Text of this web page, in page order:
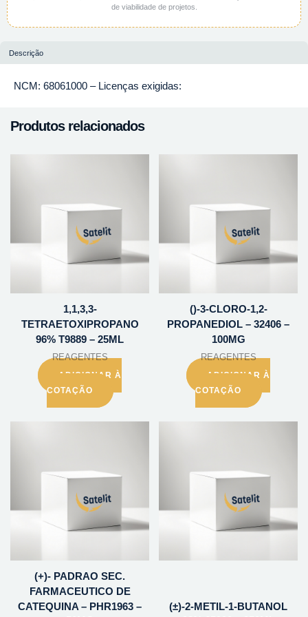
de viabilidade de projetos.
Descrição
NCM: 68061000 – Licenças exigidas:
Produtos relacionados
1,1,3,3-
TETRAETOXIPROPANO
96% T9889 – 25ML
REAGENTES
ADICIONAR À
COTAÇÃO
()-3-CLORO-1,2-
PROPANEDIOL – 32406 –
100MG
REAGENTES
ADICIONAR À
COTAÇÃO
(+)- PADRAO SEC.
FARMACEUTICO DE
CATEQUINA – PHR1963 –
(±)-2-METIL-1-BUTANOL